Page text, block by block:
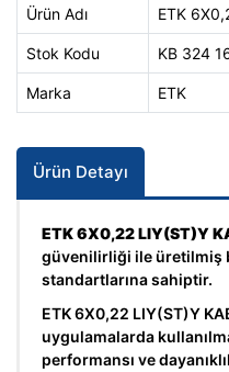
Ürün Adı ETK
Stok Kodu KB 324
Marka ETK
Ürün Detayı
ETK 6X0,22 LIY(ST)Y
güvenilirliği ile üretilmiş
standartlarına sahiptir.
ETK 6X0,22 LIY(ST)Y
uygulamalarda
performansı ve